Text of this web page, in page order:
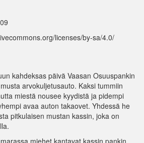
licenses/by-sa/4.0/
kahdeksas päivä Vaasan Osuuspankin
arvokuljetusauto. Kaksi tummiin
miestä nousee kyydistä ja pidempi
avaa auton takaovet. Yhdessä he
pitkulaisen mustan kassin, joka on
miehet kantavat kassin pankin